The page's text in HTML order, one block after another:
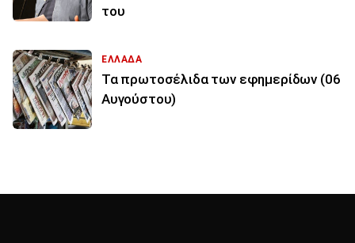
του
ΕΛΛΑΔΑ
Τα πρωτοσέλιδα των εφημερίδων (06
Αυγούστου)